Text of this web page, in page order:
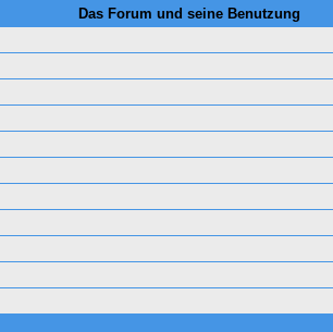
Das Forum und seine Benutzung